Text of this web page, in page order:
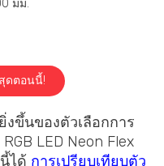
มม.
ดตอนนี้!
งขึ้นของตัวเลือกการ
LED Neon Flex
ได้ การเปรียบเทียบตัว